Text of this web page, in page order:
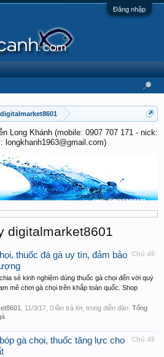
Đăng nhập
digitalmarket8601
Long Khánh (mobile: 0907 707 171 - nick:
longkhanh1963@gmail.com)
digitalmarket8601
Chủ đề
thuốc đá gà uy tín, đảm bảo
sẻ kinh nghiệm dùng thuốc gà chọi đến với quý
mê chơi gà chọi trên khắp toàn quốc. Shop
11/3/17 , 0 lần trả lời, trong diễn đàn: Tổng
Chủ đề
gà chọi, thuốc tăng lực cho